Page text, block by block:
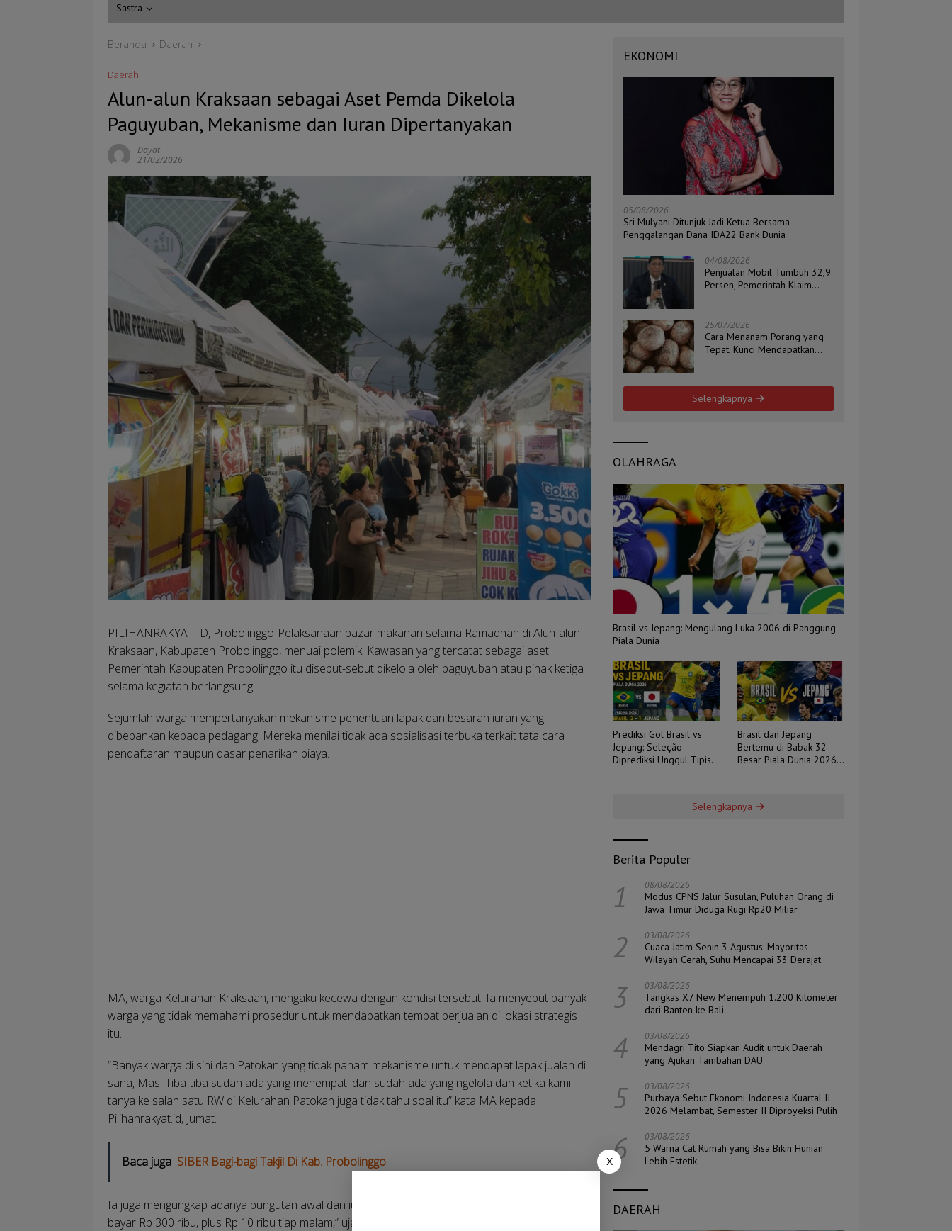
Sastra
Beranda Daerah
Daerah
Alun-alun Kraksaan sebagai Aset Pemda Dikelola
Paguyuban, Mekanisme dan Iuran Dipertanyakan
Dayat
21/02/2026
PILIHANRAKYAT.ID, Probolinggo-Pelaksanaan bazar makanan selama Ramadhan di Alun-alun
Kraksaan, Kabupaten Probolinggo, menuai polemik. Kawasan yang tercatat sebagai aset
Pemerintah Kabupaten Probolinggo itu disebut-sebut dikelola oleh paguyuban atau pihak ketiga
selama kegiatan berlangsung.
Sejumlah warga mempertanyakan mekanisme penentuan lapak dan besaran iuran yang
dibebankan kepada pedagang. Mereka menilai tidak ada sosialisasi terbuka terkait tata cara
pendaftaran maupun dasar penarikan biaya.
MA, warga Kelurahan Kraksaan, mengaku kecewa dengan kondisi tersebut. Ia menyebut banyak
warga yang tidak memahami prosedur untuk mendapatkan tempat berjualan di lokasi strategis
itu.
“Banyak warga di sini dan Patokan yang tidak paham mekanisme untuk mendapat lapak jualan di
sana, Mas. Tiba-tiba sudah ada yang menempati dan sudah ada yang ngelola dan ketika kami
tanya ke salah satu RW di Kelurahan Patokan juga tidak tahu soal itu” kata MA kepada
Pilihanrakyat.id, Jumat.
Baca juga SIBER Bagi-bagi Takjil Di Kab. Probolinggo
Ia juga mengungkap adanya pungutan awal dan iuran harian. “Kalau mau menempati di sana
bayar Rp 300 ribu, plus Rp 10 ribu tiap malam,” ujarnya.
EKONOMI
05/08/2026
Sri Mulyani Ditunjuk Jadi Ketua Bersama
Penggalangan Dana IDA22 Bank Dunia
04/08/2026
Penjualan Mobil Tumbuh 32,9
Persen, Pemerintah Klaim
25/07/2026
Cara Menanam Porang yang
Tepat, Kunci Mendapatkan
Selengkapnya
OLAHRAGA
Brasil vs Jepang: Mengulang Luka 2006 di Panggung
Piala Dunia
Prediksi Gol Brasil vs
Jepang: Seleção
Diprediksi Unggul Tipis,
Brasil dan Jepang
Bertemu di Babak 32
Besar Piala Dunia 2026,
Selengkapnya
Berita Populer
1 08/08/2026
Modus CPNS Jalur Susulan, Puluhan Orang di
Jawa Timur Diduga Rugi Rp20 Miliar
2 03/08/2026
Cuaca Jatim Senin 3 Agustus: Mayoritas
Wilayah Cerah, Suhu Mencapai 33 Derajat
3 03/08/2026
Tangkas X7 New Menempuh 1.200 Kilometer
dari Banten ke Bali
4 03/08/2026
Mendagri Tito Siapkan Audit untuk Daerah
yang Ajukan Tambahan DAU
5 03/08/2026
Purbaya Sebut Ekonomi Indonesia Kuartal II
2026 Melambat, Semester II Diproyeksi Pulih
6 03/08/2026
5 Warna Cat Rumah yang Bisa Bikin Hunian
Lebih Estetik
DAERAH
X